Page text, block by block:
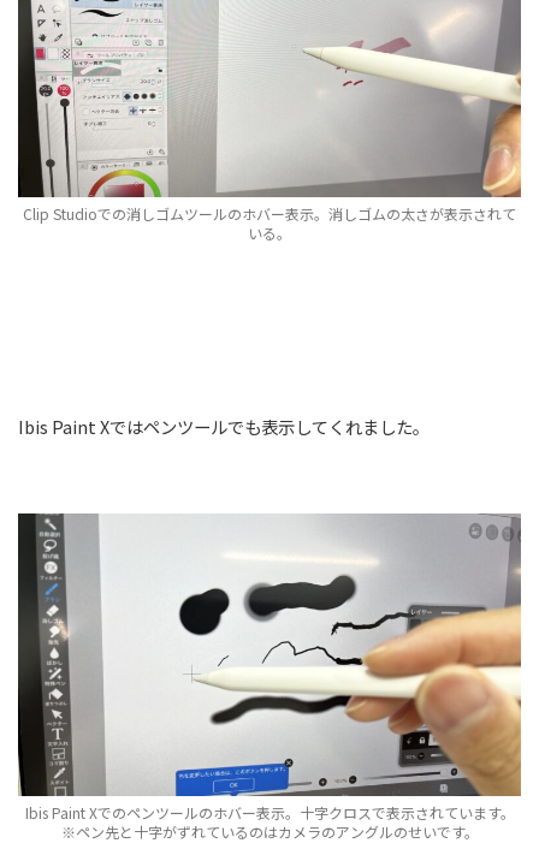
Clip Studioでの消しゴムツールのホバー表示。消しゴムの太さが表示されて
いる。
Ibis Paint Xではペンツールでも表示してくれました。
Ibis Paint Xでのペンツールのホバー表示。十字クロスで表示されています。
※ペン先と十字がずれているのはカメラのアングルのせいです。